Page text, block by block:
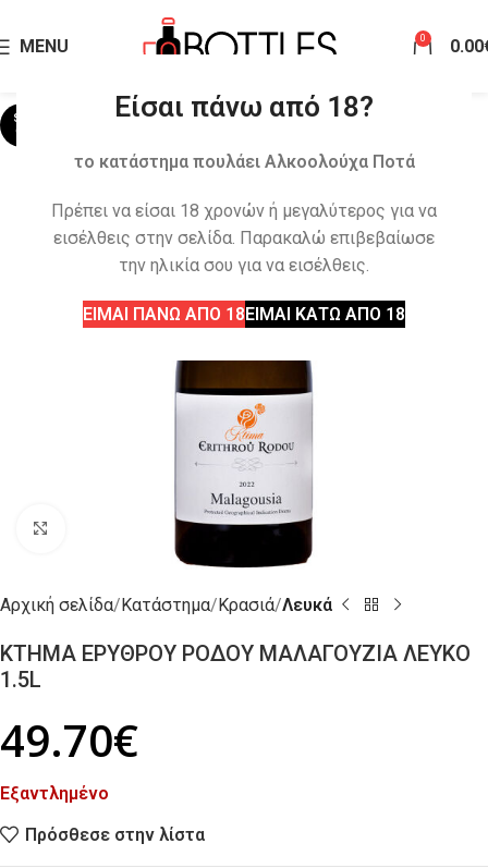
Είσαι πάνω από 18?
το κατάστημα πουλάει Αλκοολούχα Ποτά
Πρέπει να είσαι 18 χρονών ή μεγαλύτερος για να
εισέλθεις στην σελίδα. Παρακαλώ επιβεβαίωσε
την ηλικία σου για να εισέλθεις.
ΕΙΜΑΙ ΠΑΝΩ ΑΠΟ 18ΕΙΜΑΙ ΚΑΤΩ ΑΠΟ 18
MENU 0 0.00
SOLD
OUT
Αρχική σελίδα Κατάστημα Κρασιά Λευκά
ΚΤΗΜΑ ΕΡΥΘΡΟΥ ΡΟΔΟΥ ΜΑΛΑΓΟΥΖΙΑ ΛΕΥΚΟ
1.5L
49.70€
Εξαντλημένο
Πρόσθεσε στην λίστα